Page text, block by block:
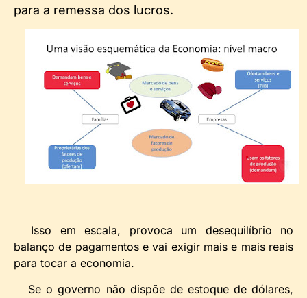
para a remessa dos lucros.
Isso em escala, provoca um desequilíbrio no
balanço de pagamentos e vai exigir mais e mais reais
para tocar a economia.
Se o governo não dispõe de estoque de dólares,